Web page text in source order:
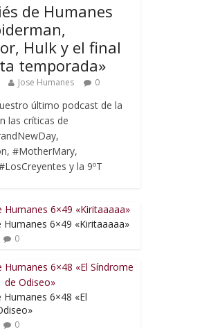
de Humanes
Hulk y el final
temporada»
Jose Humanes 0
último podcast de la
las críticas de
#MotherMary,
y la 9ºT
Humanes 6×49 «Kiritaaaaa»
0
Humanes 6×48 «El
0